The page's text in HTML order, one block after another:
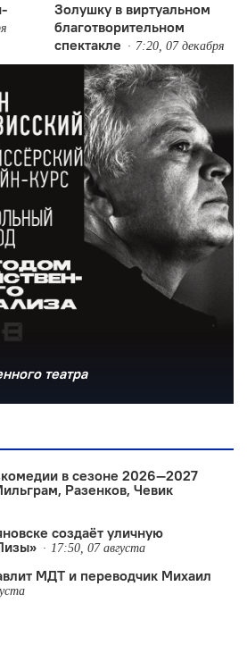
Золушку в виртуальном
благотворительном
спектакле
7:20, 07 декабря
театра
в сезоне 2026—2027
Разенков, Чевик
создаëт уличную
17:50, 07 августа
МДТ и переводчик Михаил